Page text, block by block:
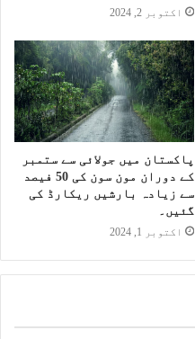
اکتوبر 2, 2024
پاکستان میں جولائی سے ستمبر
کے دوران مون سون کی 50 فیصد
سے زیادہ بارشیں ریکارڈ کی
گئیں۔
اکتوبر 1, 2024